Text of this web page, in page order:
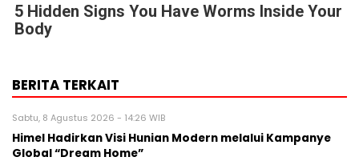
5 Hidden Signs You Have Worms Inside Your
Body
BERITA TERKAIT
Sabtu, 8 Agustus 2026 - 14:26 WIB
Himel Hadirkan Visi Hunian Modern melalui Kampanye
Global “Dream Home”